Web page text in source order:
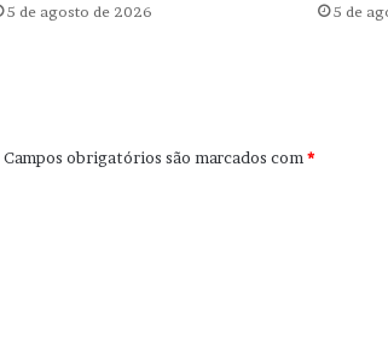
5 de agosto de 2026 5 de
Campos obrigatórios são marcados com*